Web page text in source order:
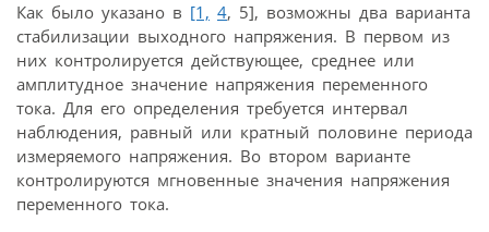
Как было указано в [1, 4, 5], возможны два варианта
стабилизации выходного напряжения. В первом из
них контролируется действующее, среднее или
амплитудное значение напряжения переменного
тока. Для его определения требуется интервал
наблюдения, равный или кратный половине периода
измеряемого напряжения. Во втором варианте
контролируются мгновенные значения напряжения
переменного тока.